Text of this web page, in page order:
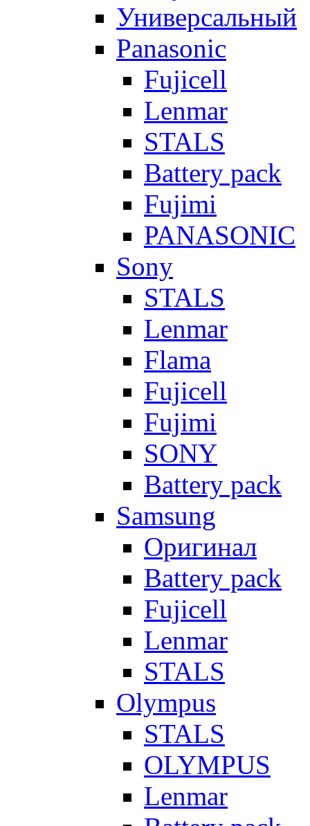
Универсальный
Panasonic
Fujicell
Lenmar
STALS
Battery pack
Fujimi
PANASONIC
Sony
STALS
Lenmar
Flama
Fujicell
Fujimi
SONY
Battery pack
Samsung
Оригинал
Battery pack
Fujicell
Lenmar
STALS
Olympus
STALS
OLYMPUS
Lenmar